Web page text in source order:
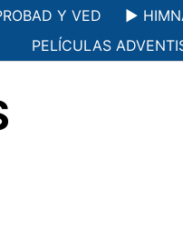
Y VED ▶️
PELÍCULAS